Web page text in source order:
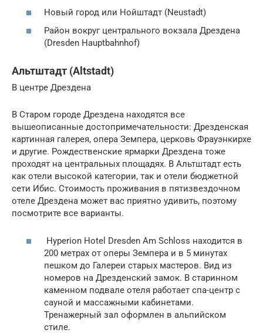
Новый город или Нойштадт (Neustadt)
Район вокруг центрального вокзала Дрездена
(Dresden Hauptbahnhof)
Альтштадт (Altstadt)
В центре Дрездена
В Старом городе Дрездена находятся все
вышеописанные достопримечательности: Дрезденская
картинная галерея, опера Земпера, церковь Фрауэнкирхе
и другие. Рождественские ярмарки Дрездена тоже
проходят на центральных площадях. В Альтштадт есть
как отели высокой категории, так и отели бюджетной
сети Ибис. Стоимость проживания в пятизвездочном
отеле Дрездена может вас приятно удивить, поэтому
посмотрите все варианты.
Hyperion Hotel Dresden Am Schloss находится в
200 метрах от оперы Земпера и в 5 минутах
пешком до Галереи старых мастеров. Вид из
номеров на Дрезденский замок. В старинном
каменном подвале отеля работает спа-центр с
сауной и массажными кабинетами.
Тренажерный зал оформлен в альпийском
стиле.